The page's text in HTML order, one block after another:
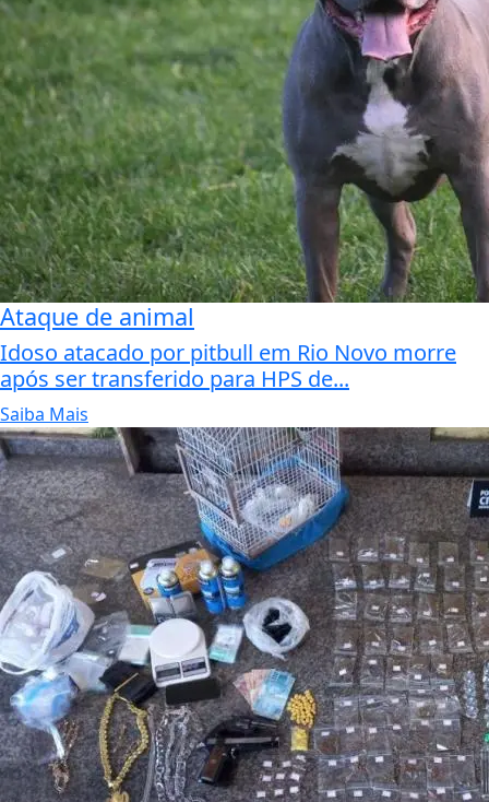
Ataque de animal
Idoso atacado por pitbull em Rio Novo morre
após ser transferido para HPS de...
Saiba Mais